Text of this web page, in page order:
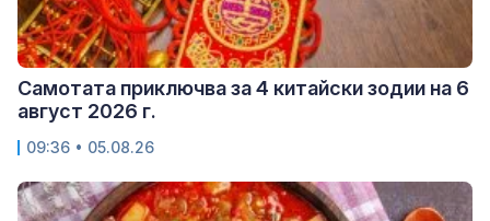
Самотата приключва за 4 китайски зодии на 6
август 2026 г.
09:36 • 05.08.26